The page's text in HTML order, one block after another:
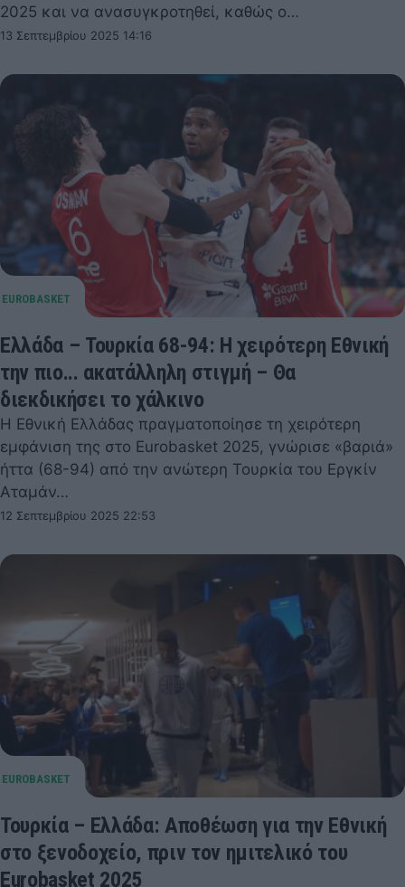
2025 και να ανασυγκροτηθεί, καθώς ο…
13 Σεπτεμβρίου 2025 14:16
Ελλάδα – Τουρκία 68-94: Η χειρότερη Εθνική
την πιο... ακατάλληλη στιγμή – Θα
διεκδικήσει το χάλκινο
Η Εθνική Ελλάδας πραγματοποίησε τη χειρότερη
εμφάνιση της στο Eurobasket 2025, γνώρισε «βαριά»
ήττα (68-94) από την ανώτερη Τουρκία του Εργκίν
Αταμάν…
12 Σεπτεμβρίου 2025 22:53
Τουρκία – Ελλάδα: Αποθέωση για την Εθνική
στο ξενοδοχείο, πριν τον ημιτελικό του
Eurobasket 2025